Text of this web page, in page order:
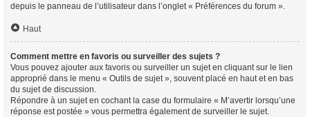
depuis le panneau de l’utilisateur dans l’onglet « Préférences du forum ».
Haut
Comment mettre en favoris ou surveiller des sujets ?
Vous pouvez ajouter aux favoris ou surveiller un sujet en cliquant sur le lien
approprié dans le menu « Outils de sujet », souvent placé en haut et en bas
du sujet de discussion.
Répondre à un sujet en cochant la case du formulaire « M’avertir lorsqu’une
réponse est postée » vous permettra également de surveiller le sujet.